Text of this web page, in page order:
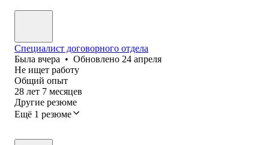
Специалист договорного отдела
Была вчера • Обновлено 24 апреля
Не ищет работу
Общий опыт
28 лет 7 месяцев
Другие резюме
Ещё 1 резюме